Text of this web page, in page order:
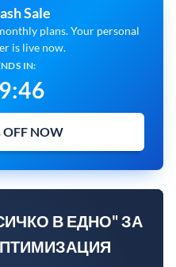
Sale
plans. Your personal
is live now.
IN:
:45
OFF NOW
В ЕДНО" ЗА